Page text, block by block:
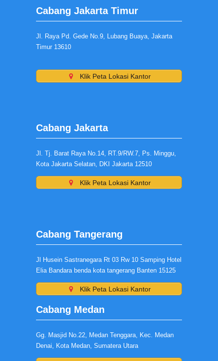
Cabang Jakarta Timur
Jl. Raya Pd. Gede No.9, Lubang Buaya, Jakarta
Timur 13610
Klik Peta Lokasi Kantor
Cabang Jakarta
Jl. Tj. Barat Raya No.14, RT.9/RW.7, Ps. Minggu,
Kota Jakarta Selatan, DKI Jakarta 12510
Klik Peta Lokasi Kantor
Cabang Tangerang
Jl Husein Sastranegara Rt 03 Rw 10 Samping Hotel
Elia Bandara benda kota tangerang Banten 15125
Klik Peta Lokasi Kantor
Cabang Medan
Gg. Masjid No.22, Medan Tenggara, Kec. Medan
Denai, Kota Medan, Sumatera Utara